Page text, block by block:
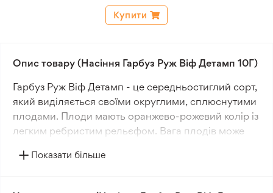
Купити
Опис товару (Насіння Гарбуз Руж Віф Детамп 10Г)
Гарбуз Руж Віф Детамп - це середньостиглий сорт,
який виділяється своїми округлими, сплюснутими
плодами. Плоди мають оранжево-рожевий колір із
легким ребристим рельєфом. Вага плодів може
вражаючими.
Показати більше